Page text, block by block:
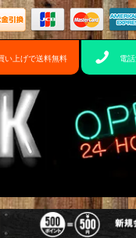
い上げで送料無料 電